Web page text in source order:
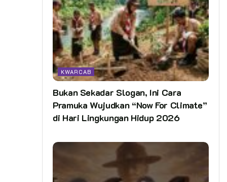
KWARCAB
Bukan Sekadar Slogan, Ini Cara
Pramuka Wujudkan “Now For Climate”
di Hari Lingkungan Hidup 2026